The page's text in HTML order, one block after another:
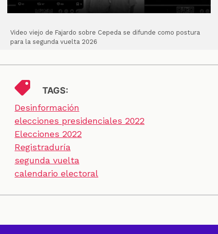
Video viejo de Fajardo sobre Cepeda se difunde como postura
para la segunda vuelta 2026
TAGS:
Desinformación
elecciones presidenciales 2022
Elecciones 2022
Registraduría
segunda vuelta
calendario electoral